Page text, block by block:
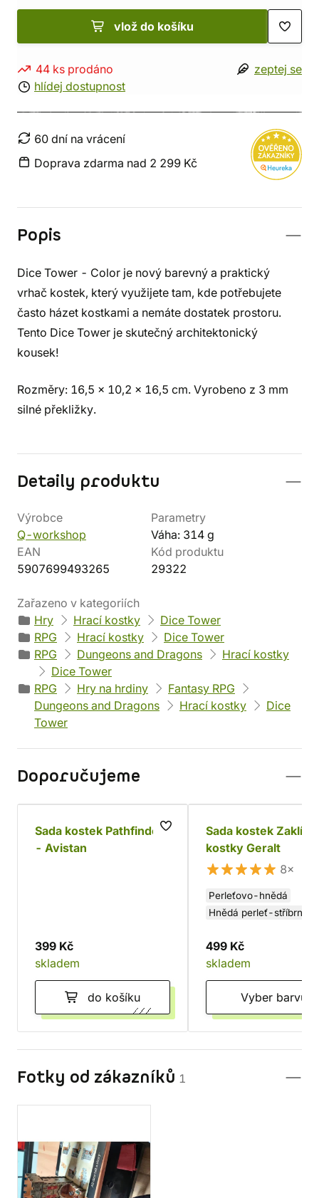
vlož do košíku
44 ks prodáno
hlídej dostupnost
zeptej se
60 dní na vrácení
Doprava zdarma nad 2 299 Kč
Popis
Dice Tower - Color je nový barevný a praktický
vrhač kostek, který využijete tam, kde potřebujete
často házet kostkami a nemáte dostatek prostoru.
Tento Dice Tower je skutečný architektonický
kousek!
Rozměry: 16,5 x 10,2 x 16,5 cm. Vyrobeno z 3 mm
silné překližky.
Detaily produktu
Výrobce
Q-workshop
Parametry
Váha: 314 g
EAN
5907699493265
Kód produktu
29322
Zařazeno v kategoriích
Hry
Hrací kostky
Dice Tower
RPG
Hrací kostky
Dice Tower
RPG
Dungeons and Dragons
Hrací kostky
Dice Tower
RPG
Hry na hrdiny
Fantasy RPG
Dungeons and Dragons
Hrací kostky
Dice
Tower
Doporučujeme
Sada kostek Pathfinder
- Avistan
399 Kč
skladem
do košíku
Sada kostek
kostky Geralt
8×
Perleťovo-hnědá
Hnědá perleť-stříbrná
Černo-stříbrná
Šedo-měděná
499 Kč
skladem
Vyber barvu
Fotky od zákazníků 1